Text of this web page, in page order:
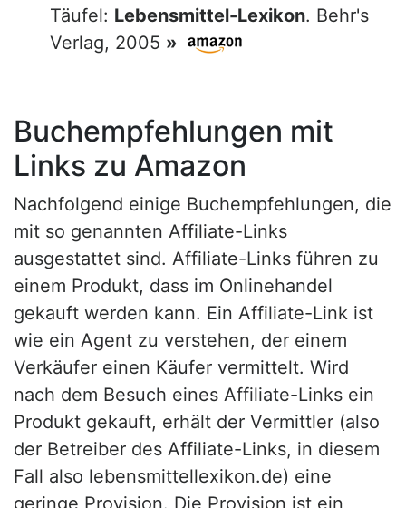
Täufel: Lebensmittel-Lexikon. Behr's
Verlag, 2005 »
Buchempfehlungen mit
Links zu Amazon
Nachfolgend einige Buchempfehlungen, die
mit so genannten Affiliate-Links
ausgestattet sind. Affiliate-Links führen zu
einem Produkt, dass im Onlinehandel
gekauft werden kann. Ein Affiliate-Link ist
wie ein Agent zu verstehen, der einem
Verkäufer einen Käufer vermittelt. Wird
nach dem Besuch eines Affiliate-Links ein
Produkt gekauft, erhält der Vermittler (also
der Betreiber des Affiliate-Links, in diesem
Fall also lebensmittellexikon.de) eine
geringe Provision. Die Provision ist ein